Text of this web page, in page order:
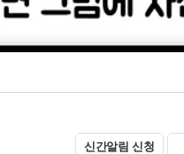
신간알림 신청